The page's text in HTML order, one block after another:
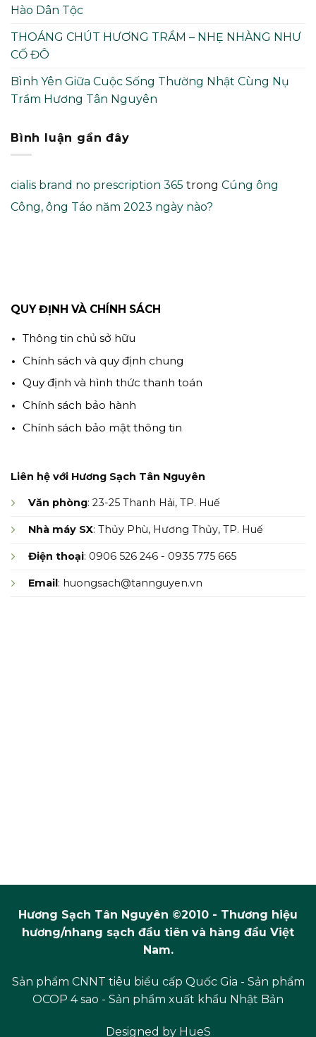
Hào Dân Tộc
THOÁNG CHÚT HƯƠNG TRẦM – NHẸ NHÀNG NHƯ
CỐ ĐÔ
Bình Yên Giữa Cuộc Sống Thường Nhật Cùng Nụ
Trầm Hương Tân Nguyên
Bình luận gần đây
cialis brand no prescription 365 trong Cúng ông
Công, ông Táo năm 2023 ngày nào?
QUY ĐỊNH VÀ CHÍNH SÁCH
Thông tin chủ sở hữu
Chính sách và quy định chung
Quy định và hình thức thanh toán
Chính sách bảo hành
Chính sách bảo mật thông tin
Liên hệ với Hương Sạch Tân Nguyên
Văn phòng: 23-25 Thanh Hải, TP. Huế
Nhà máy SX: Thủy Phù, Hương Thủy, TP. Huế
Điện thoại: 0906 526 246 - 0935 775 665
Email : huongsach@tannguyen.vn
Hương Sạch Tân Nguyên ©2010 - Thương hiệu
hương/nhang sạch đầu tiên và hàng đầu Việt
Nam.
Sản phẩm CNNT tiêu biểu cấp Quốc Gia - Sản phẩm
OCOP 4 sao - Sản phẩm xuất khẩu Nhật Bản
Designed by HueS